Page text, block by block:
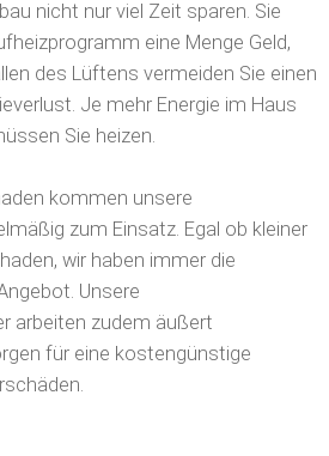
nicht nur viel Zeit sparen. Sie
eine Menge Geld,
des Lüftens vermeiden Sie einen
Je mehr Energie im Haus
Sie heizen.
kommen unsere
zum Einsatz. Egal ob kleiner
wir haben immer die
Unsere
arbeiten zudem äußert
für eine kostengünstige